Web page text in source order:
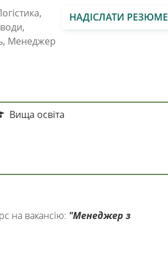
Менеджер
НАДІСЛАТИ РЕЗЮМЕ
Вища освіта
на вакансію: "Менеджер з